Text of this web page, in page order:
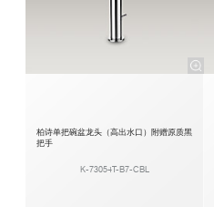
柏诗单把碗盆龙头（高出水口）附赠原质黑
把手
K-73054T-B7-CBL